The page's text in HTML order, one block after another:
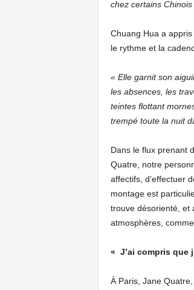
chez certains
Chuang Hua a
le rythme et la
« Elle garnit son
les absences, les
teintes flottant
trempé toute la nuit
Dans le flux prenant
Quatre, notre
affectifs, d’effectuer
montage est
trouve désorienté, et
atmosphères,
« J’ai compris que
À Paris, Jane